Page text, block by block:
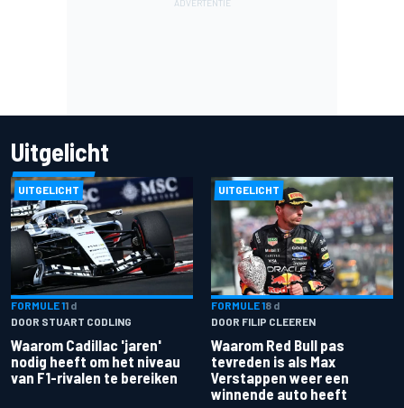
Uitgelicht
UITGELICHT
FORMULE 11 d
DOOR STUART CODLING
Waarom Cadillac 'jaren'
nodig heeft om het niveau
van F1-rivalen te bereiken
UITGELICHT
FORMULE 18 d
DOOR FILIP CLEEREN
Waarom Red Bull pas
tevreden is als Max
Verstappen weer een
winnende auto heeft